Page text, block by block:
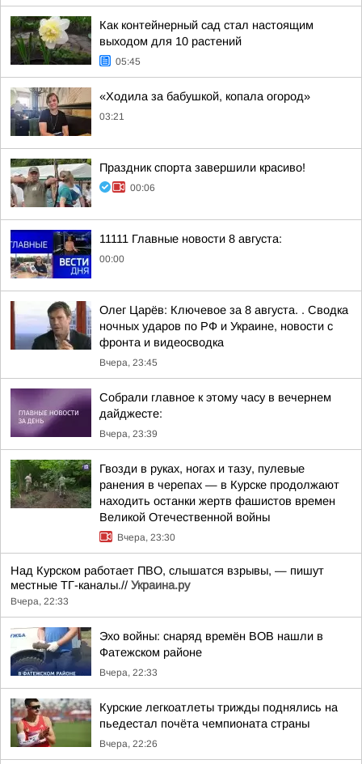
Как контейнерный сад стал настоящим
выходом для 10 растений
05:45
«Ходила за бабушкой, копала огород»
03:21
Праздник спорта завершили красиво!
00:06
11111 Главные новости 8 августа:
00:00
Олег Царёв: Ключевое за 8 августа. . Сводка
ночных ударов по РФ и Украине, новости с
фронта и видеосводка
Вчера, 23:45
Собрали главное к этому часу в вечернем
дайджесте:
Вчера, 23:39
Гвозди в руках, ногах и тазу, пулевые
ранения в черепах — в Курске продолжают
находить останки жертв фашистов времен
Великой Отечественной войны
Вчера, 23:30
Над Курском работает ПВО, слышатся взрывы, — пишут
местные ТГ-каналы.// Украина.ру
Вчера, 22:33
Эхо войны: снаряд времён ВОВ нашли в
Фатежском районе
Вчера, 22:33
Курские легкоатлеты трижды поднялись на
пьедестал почёта чемпионата страны
Вчера, 22:26